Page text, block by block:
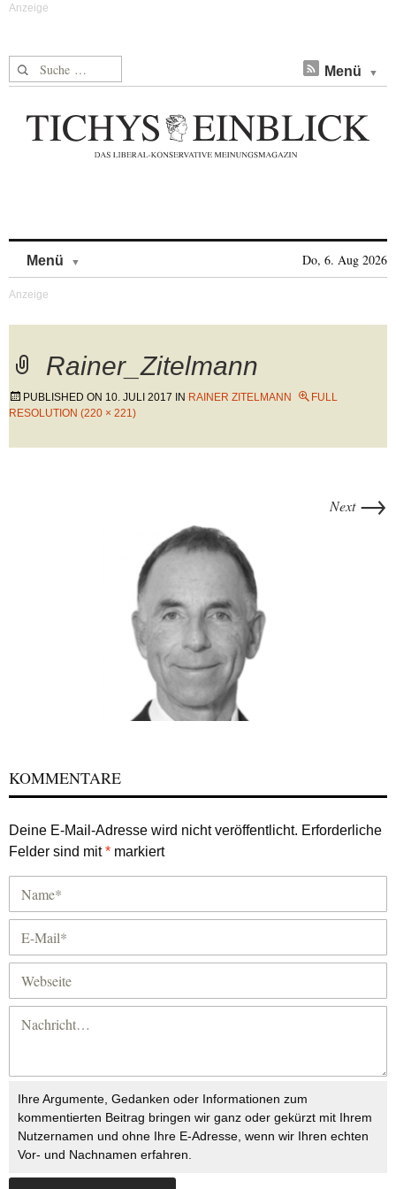
Suche nach: Menü
Menü Do, 6. Aug 2026
Rainer_Zitelmann
PUBLISHED ON 10. JULI 2017 IN RAINER ZITELMANN
FULL
RESOLUTION (220 × 221)
Next →
KOMMENTARE
Deine E-Mail-Adresse wird nicht veröffentlicht. Erforderliche
Felder sind mit* markiert
Ihre Argumente, Gedanken oder Informationen zum
kommentierten Beitrag bringen wir ganz oder gekürzt mit Ihrem
Nutzernamen und ohne Ihre E-Adresse, wenn wir Ihren echten
Vor- und Nachnamen erfahren.